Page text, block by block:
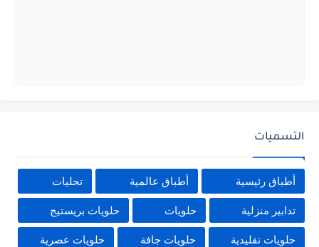
التسميات
أطباق رئيسية أطباق عالمية تحليات
تدابير منزلية حلويات حلويات بريستيج
حلويات تقليدية حلويات جافة حلويات عصرية